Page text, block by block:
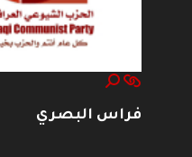
فراس البصري